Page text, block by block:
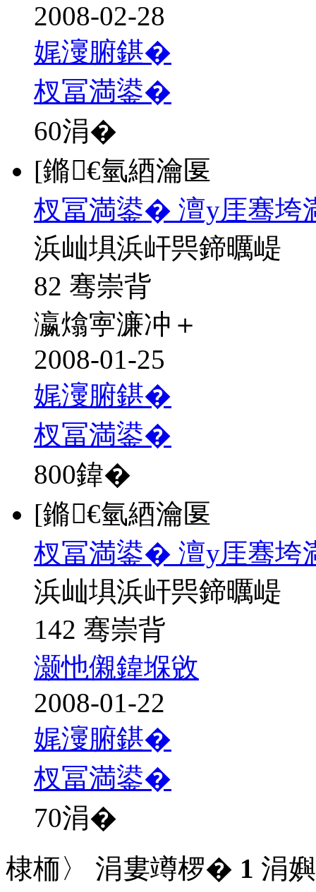
2008-02-28
娓濅腑鍖�
杈冨満鍙�
60涓�
[鏅€氫綇瀹匽
杈冨満鍙� 澶у厓骞垮
浜屾埧浜屽巺鍗曞崼
82 骞崇背
瀛熻寕濂冲＋
2008-01-25
娓濅腑鍖�
杈冨満鍙�
800鍏�
[鏅€氫綇瀹匽
杈冨満鍙� 澶у厓骞垮
浜屾埧浜屽巺鍗曞崼
142 骞崇背
灏忚儭鍏堢敓
2008-01-22
娓濅腑鍖�
杈冨満鍙�
70涓�
棣栭〉 涓婁竴椤� 1 涓